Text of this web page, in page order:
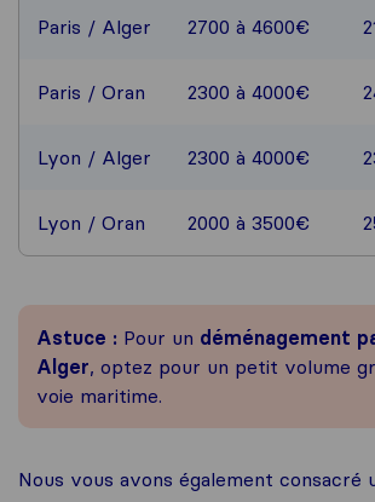
Paris / Alger 2700 à 4600€
Paris / Oran 2300 à 4000€
Lyon / Alger 2300 à 4000€
Lyon / Oran 2000 à 3500€
Astuce : Pour un déménagement
Alger, optez pour un petit volume
voie maritime.
Nous vous avons également consacré